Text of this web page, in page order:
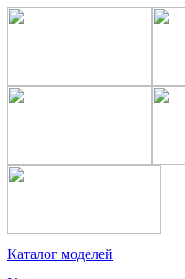
Каталог моделей